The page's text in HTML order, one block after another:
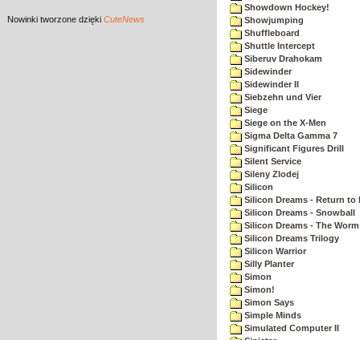
Nowinki tworzone dzięki CuteNews
Showdown Hockey!
Showjumping
Shuffleboard
Shuttle Intercept
Siberuv Drahokam
Sidewinder
Sidewinder II
Siebzehn und Vier
Siege
Siege on the X-Men
Sigma Delta Gamma 7
Significant Figures Drill
Silent Service
Sileny Zlodej
Silicon
Silicon Dreams - Return to
Silicon Dreams - Snowball
Silicon Dreams - The
Silicon Dreams Trilogy
Silicon Warrior
Silly Planter
Simon
Simon!
Simon Says
Simple Minds
Simulated Computer II